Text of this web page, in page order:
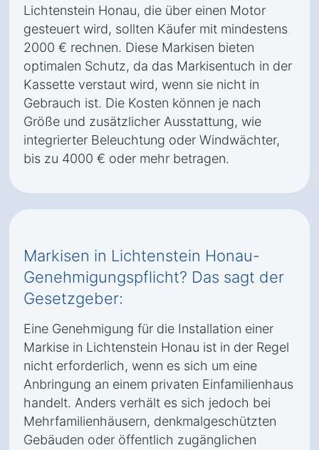
Lichtenstein Honau, die über einen Motor
gesteuert wird, sollten Käufer mit mindestens
2000 € rechnen. Diese Markisen bieten
optimalen Schutz, da das Markisentuch in der
Kassette verstaut wird, wenn sie nicht in
Gebrauch ist. Die Kosten können je nach
Größe und zusätzlicher Ausstattung, wie
integrierter Beleuchtung oder Windwächter,
bis zu 4000 € oder mehr betragen.
Markisen in Lichtenstein Honau-
Genehmigungspflicht? Das sagt der
Gesetzgeber:
Eine Genehmigung für die Installation einer
Markise in Lichtenstein Honau ist in der Regel
nicht erforderlich, wenn es sich um eine
Anbringung an einem privaten Einfamilienhaus
handelt. Anders verhält es sich jedoch bei
Mehrfamilienhäusern, denkmalgeschützten
Gebäuden oder öffentlich zugänglichen